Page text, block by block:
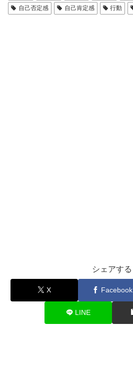
自己否定感
自己肯定感 行動
シェアする
X Facebook
LINE